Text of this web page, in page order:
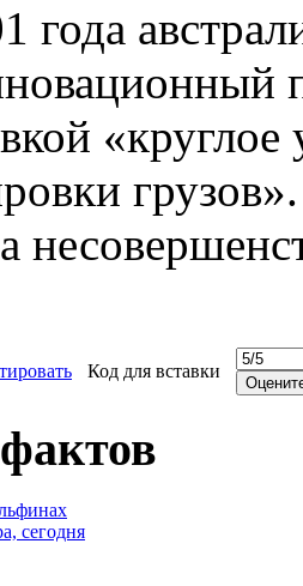
года
«круглое
Код для вставки
сегодня